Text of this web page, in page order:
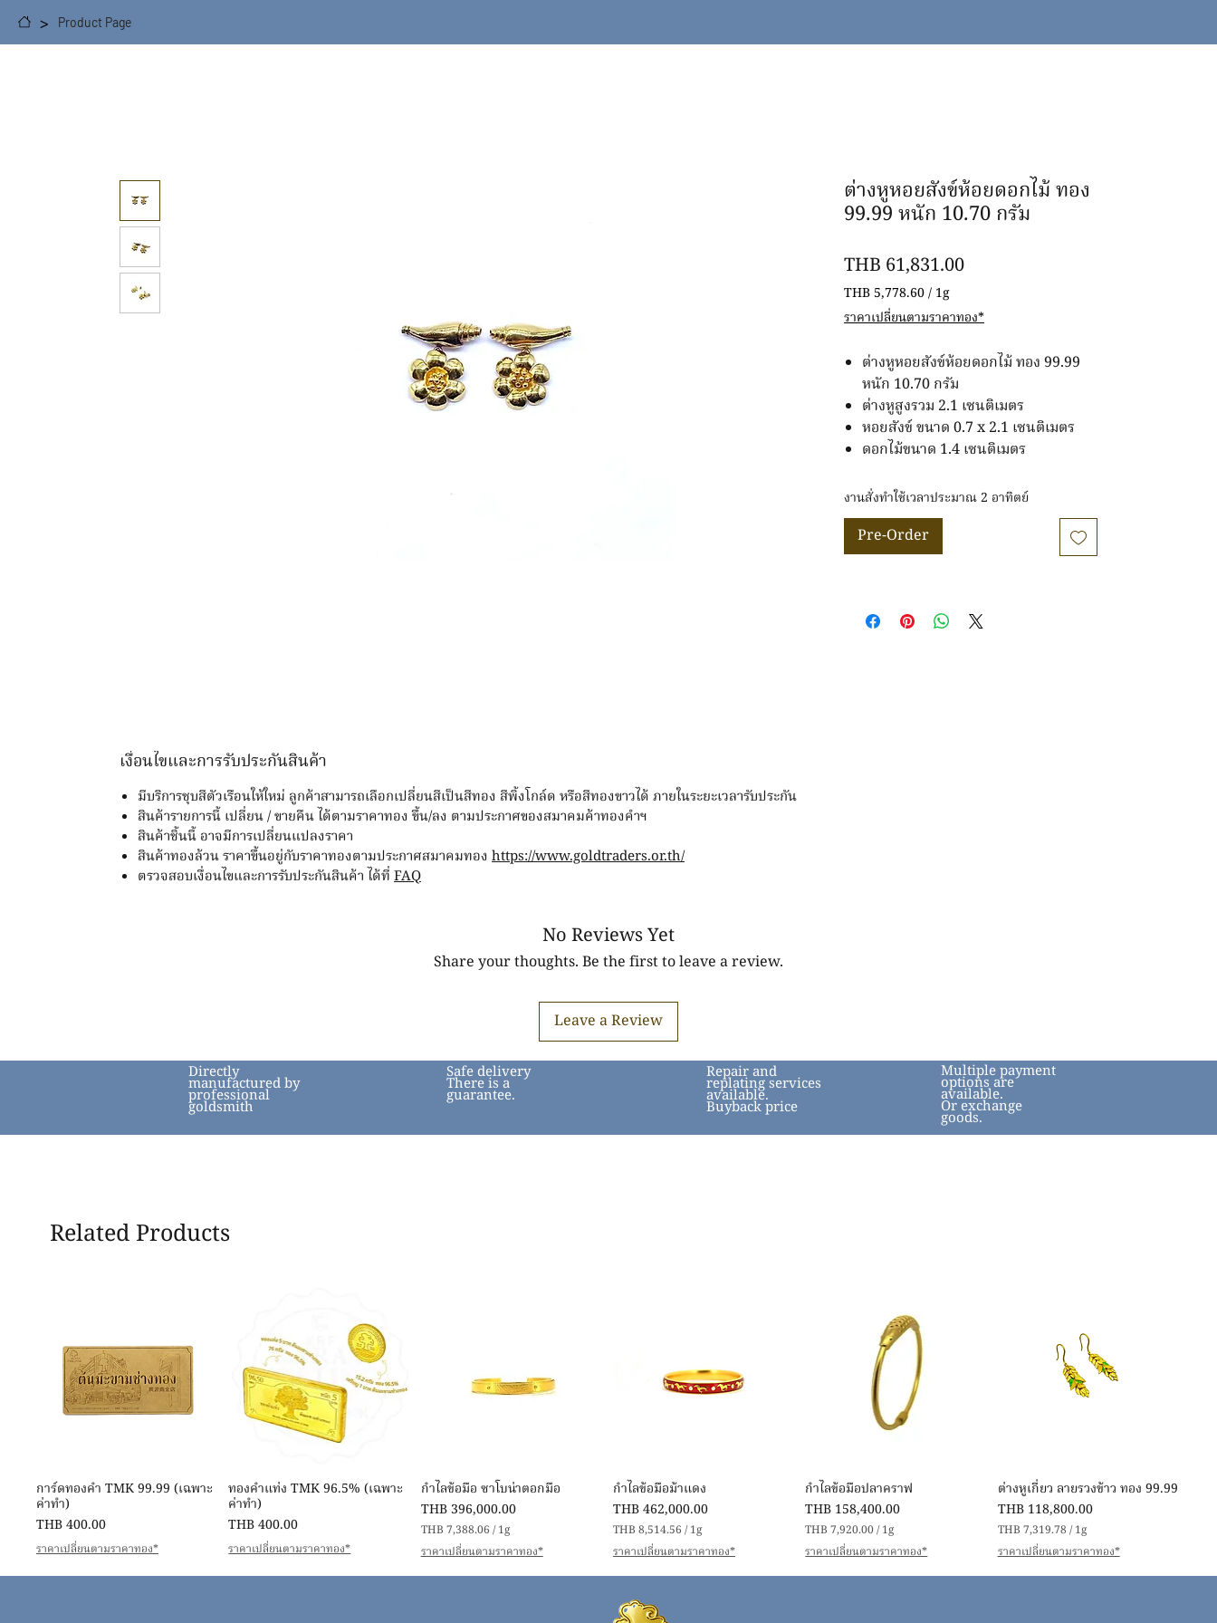
> Product Page
ต่างหูหอยสังข์ห้อยดอกไม้ ทอง
99.99 หนัก 10.70 กรัม
THB 61,831.00Price
THB 5,778.60/ 1g
THB 5,778.60
per
Gram
ราคาเปลี่ยนตามราคาทอง*
ต่างหูหอยสังข์ห้อยดอกไม้ ทอง 99.99
หนัก 10.70 กรัม
ต่างหูสูงรวม 2.1 เซนติเมตร
หอยสังข์ ขนาด 0.7 x 2.1 เซนติเมตร
ดอกไม้ขนาด 1.4 เซนติเมตร
งานสั่งทำใช้เวลาประมาณ 2 อาทิตย์
Pre-Order
เงื่อนไขและการรับประกันสินค้า
มีบริการชุบสีตัวเรือนให้ใหม่ ลูกค้าสามารถเลือกเปลี่ยนสีเป็นสีทอง สีพิ้งโกล์ด หรือสีทองขาวได้ ภายในระยะเวลารับประกัน
สินค้ารายการนี้ เปลี่ยน / ขายคืน ได้ตามราคาทอง ขึ้น/ลง ตามประกาศของสมาคมค้าทองคำฯ
สินค้าชิ้นนี้ อาจมีการเปลี่ยนแปลงราคา
สินค้าทองล้วน ราคาขึ้นอยู่กับราคาทองตามประกาศสมาคมทอง https://www.goldtraders.or.th/
ตรวจสอบเงื่อนไขและการรับประกันสินค้า ได้ที่ FAQ
No Reviews Yet
Share your thoughts. Be the first to leave a review.
Leave a Review
Directly
manufactured by
professional
goldsmith
Safe delivery
There is a
guarantee.
Repair and
replating services
available.
Buyback price
Multiple payment
options are
available.
Or exchange
goods.
Related Products
Quick View
การ์ดทองคำ TMK 99.99 (เฉพาะ
ค่าทำ)
Price
THB 400.00
ราคาเปลี่ยนตามราคาทอง*
Quick View
ทองคำแท่ง TMK 96.5% (เฉพาะ
ค่าทำ)
Price
THB 400.00
ราคาเปลี่ยนตามราคาทอง*
Quick View
กำไลข้อมือ ซาโบน่าตอกมือ
Price
THB 396,000.00
THB 7,388.06 /1g
T
H
B
ราคาเปลี่ยนตามราคาทอง*
Quick View
กำไลข้อมือม้าแดง
Price
THB 462,000.00
THB 8,514.56 /1g
T
H
B
,
ราคาเปลี่ยนตามราคาทอง*
Quick View
กำไลข้อมือปลาคราฟ
Price
THB 158,400.00
THB 7,920.00/1g
T
H
B
ราคาเปลี่ยนตามราคาทอง*
Quick View
ต่างหูเกี่ยว ลายรวงข้าว ทอง 99.99
Price
THB 118,800.00
THB 7,319.78 /1g
T
H
B
ราคาเปลี่ยนตามราคาทอง*